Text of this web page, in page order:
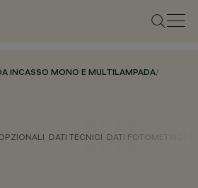
INCASSO MONO E MULTILAMPADA/
DATI TECNICI DATI FOTOMETRICI